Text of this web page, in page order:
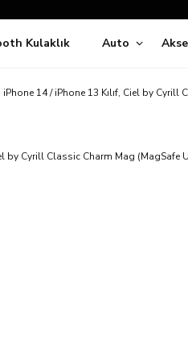
5 İş Günü
Ödeme Kolaylığı, Kredi Kartı ile
Süper İndirimli
Kulaklık Auto
iPhone 14 / iPhone 13 Kılıf, Ciel by